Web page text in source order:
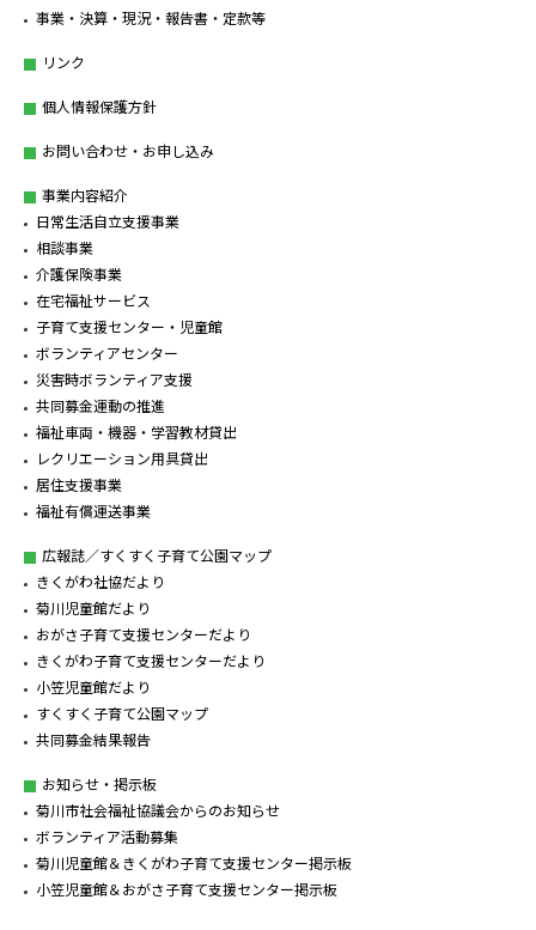
事業・決算・現況・報告書・定款等
リンク
個人情報保護方針
お問い合わせ・お申し込み
事業内容紹介
日常生活自立支援事業
相談事業
介護保険事業
在宅福祉サービス
子育て支援センター・児童館
ボランティアセンター
災害時ボランティア支援
共同募金運動の推進
福祉車両・機器・学習教材貸出
レクリエーション用具貸出
居住支援事業
福祉有償運送事業
広報誌／すくすく子育て公園マップ
きくがわ社協だより
菊川児童館だより
おがさ子育て支援センターだより
きくがわ子育て支援センターだより
小笠児童館だより
すくすく子育て公園マップ
共同募金結果報告
お知らせ・掲示板
菊川市社会福祉協議会からのお知らせ
ボランティア活動募集
菊川児童館＆きくがわ子育て支援センター掲示板
小笠児童館＆おがさ子育て支援センター掲示板